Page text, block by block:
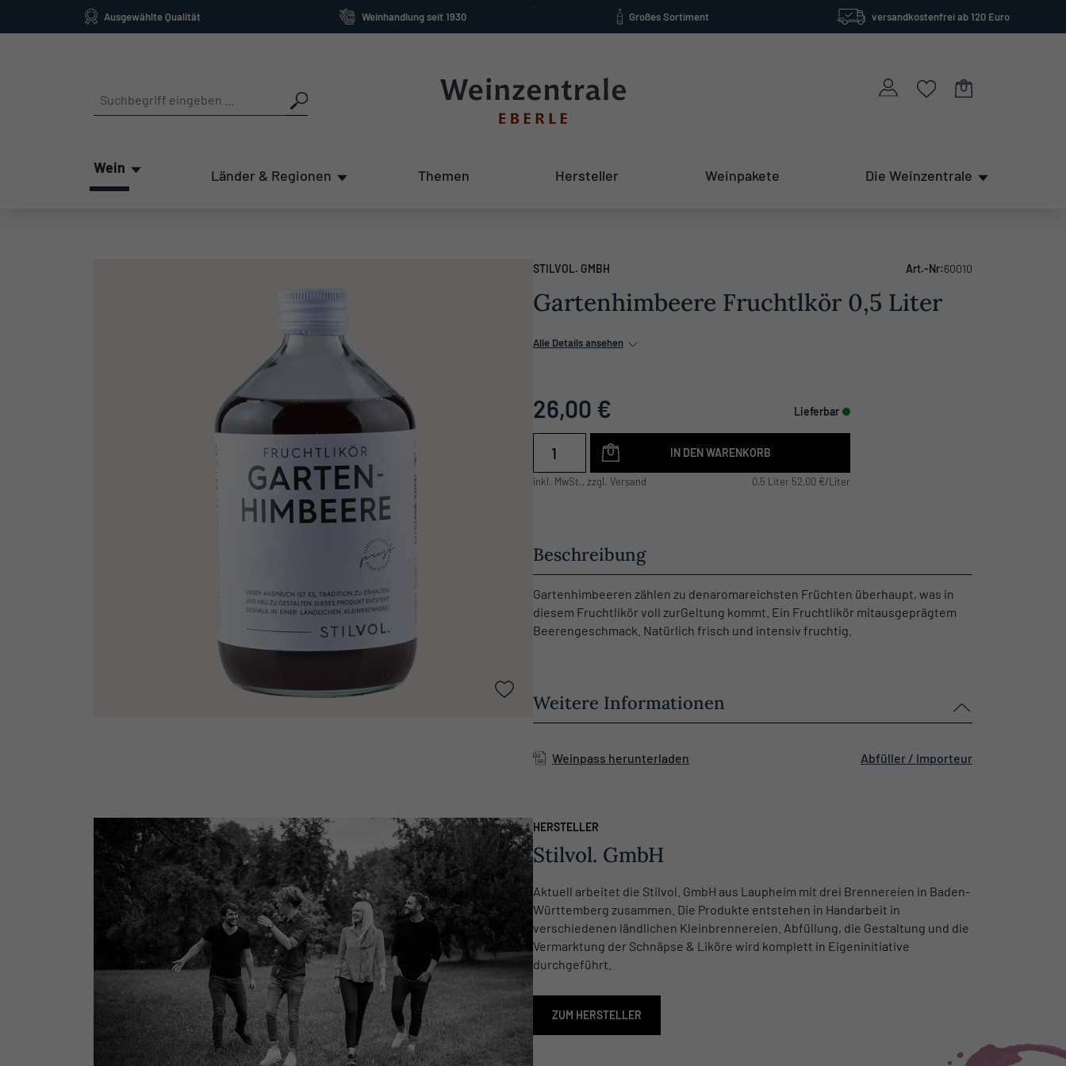
Zur Hauptnavigation springen
Ausgewählte Qualität Weinhandlung seit 1930 Großes Sortiment versandkostenfrei ab 120 Euro
Wein Länder & Regionen Themen Hersteller Weinpakete Die Weinzentrale
STILVOL. GMBH Art.-Nr:60010
Gartenhimbeere Fruchtlkör 0,5 Liter
Alle Details ansehen
26,00 € Lieferbar
IN DEN WARENKORB
inkl. MwSt., zzgl. Versand 0,5 Liter 52,00 €/Liter
Beschreibung
Gartenhimbeeren zählen zu denaromareichsten Früchten überhaupt, was in
diesem Fruchtlikör voll zurGeltung kommt. Ein Fruchtlikör mitausgeprägtem
Beerengeschmack. Natürlich frisch und intensiv fruchtig.
Weitere Informationen
Weinpass herunterladen Abfüller / Importeur
HERSTELLER
Stilvol. GmbH
Aktuell arbeitet die Stilvol. GmbH aus Laupheim mit drei Brennereien in Baden-
Württemberg zusammen. Die Produkte entstehen in Handarbeit in
verschiedenen ländlichen Kleinbrennereien. Abfüllung, die Gestaltung und die
Vermarktung der Schnäpse & Liköre wird komplett in Eigeninitiative
durchgeführt.
ZUM HERSTELLER